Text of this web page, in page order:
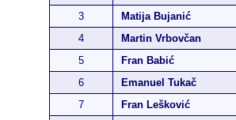
3
Matija Bujanić
4
Martin Vrbovčan
5
Fran Babić
6
Emanuel Tukač
7
Fran Lešković